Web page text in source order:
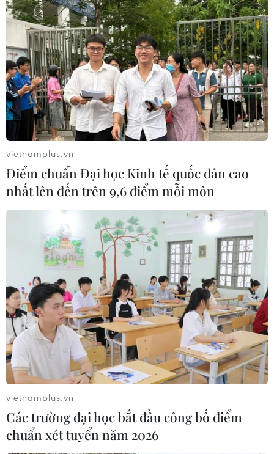
vietnamplus.vn
Điểm chuẩn Đại học Kinh tế quốc dân cao
nhất lên đến trên 9,6 điểm mỗi môn
vietnamplus.vn
Các trường đại học bắt đầu công bố điểm
chuẩn xét tuyển năm 2026